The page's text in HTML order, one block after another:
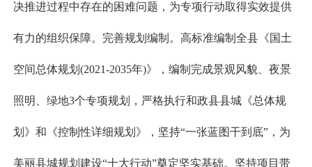
决推进过程中存在的困难问题，为专项行动取得实效提供
有力的组织保障。完善规划编制。高标准编制全县《国土
空间总体规划(2021-2035年)》，编制完成景观风貌、夜景
照明、绿地3个专项规划，严格执行和政县县城《总体规
划》和《控制性详细规划》，坚持“一张蓝图干到底”，为
美丽县城规划建设“十大行动”奠定坚实基础。坚持项目带